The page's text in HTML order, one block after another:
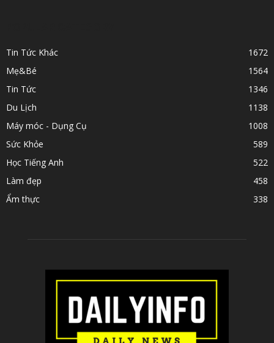
Tin Tức Khác
1672
Mẹ&Bé
1564
Tin Tức
1346
Du Lịch
1138
Máy móc - Dụng Cụ
1008
Sức Khỏe
589
Học Tiếng Anh
522
Làm đẹp
458
Ẩm thực
338